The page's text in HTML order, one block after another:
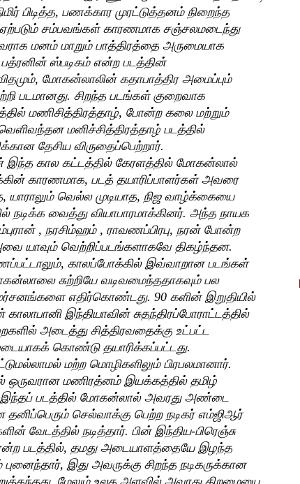
பிடித்த, பணக்கார முரட்டுத்தனம் நிறைந்த
சம்பவங்கள் காரணமாக சஞ்சலமடைந்து
மனம் மாறும் பாத்திரத்தை அருமையாக
பத்ரனின் ஸ்படிகம் என்ற படத்தின்
மோகன்லாலின் கதாபாத்திர அமைப்பும்
படமானது. சிறந்த படங்கள் குறைவாக
மணிசித்திரத்தாழ், போன்ற கலை மற்றும்
மனிச்சித்திரத்தாழ் படத்தில்
தேசிய விருதைப்பெற்றார்.
இந்த கால கட்டத்தில் கேரளத்தில் மோகன்லால்
காரணமாக, படத் தயாரிப்பாளர்கள் அவரை
யாராலும் வெல்ல முடியாத, நிஜ வாழ்க்கையை
நடிக்க வைத்து வியாபாரமாக்கினர். அந்த நாயக
, நரசிம்ஹம் , ராவணப்பிரபு, நரன் போன்ற
யாவும் வெற்றிப்படங்களாகவே திகழ்ந்தன.
காலப்போக்கில் இவ்வாறான படங்கள்
சுற்றியே வடிவமைந்ததாகவும் பல
எதிர்கொண்டது. 90 களின் இறுதியில்
இந்தியாவின் சுதந்திரப்போராட்டத்தில்
அடைத்து சித்திரவதைக்கு உட்பட்ட
கொண்டு தயாரிக்கப்பட்டது.
மற்ற மொழிகளிலும் பிரபலமானார்.
ஒருவரான மணிரத்னம் இயக்கத்தில் தமிழ்
இந்தப் படத்தில் மோகன்லால் அவரது அண்டை
செல்வாக்கு பெற்ற நடிகர் எம்ஜிஆர்
வேடத்தில் நடித்தார். பின் இந்திய-பிரெஞ்சு
படத்தில், தமது அடையாளத்தையே இழந்த
இது அவருக்கு சிறந்த நடிகருக்கான